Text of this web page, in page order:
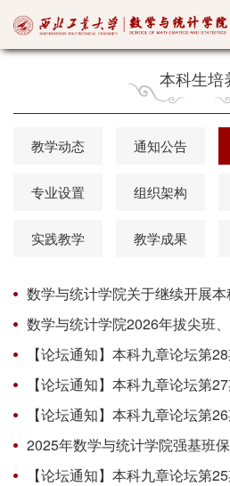
本科生培
教学动态 通知公告
专业设置 组织架构
实践教学 教学成果
【论坛通知】本科九章论坛第
【论坛通知】本科九章论坛第
【论坛通知】本科九章论坛第
【论坛通知】本科九章论坛第